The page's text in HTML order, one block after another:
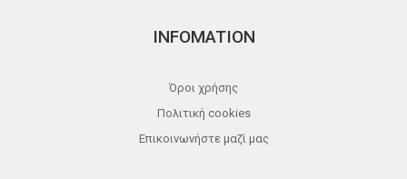
INFOMATION
Όροι χρήσης
Πολιτική cookies
Επικοινωνήστε μαζί μας